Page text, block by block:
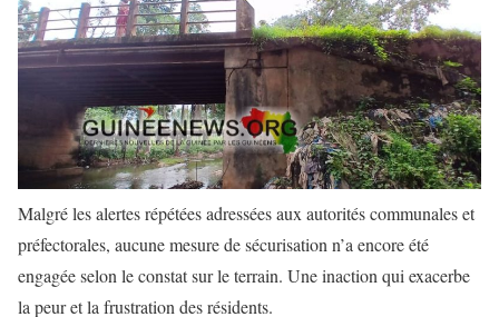
Malgré les alertes répétées adressées aux autorités communales et
préfectorales, aucune mesure de sécurisation n’a encore été
engagée selon le constat sur le terrain. Une inaction qui exacerbe
la peur et la frustration des résidents.